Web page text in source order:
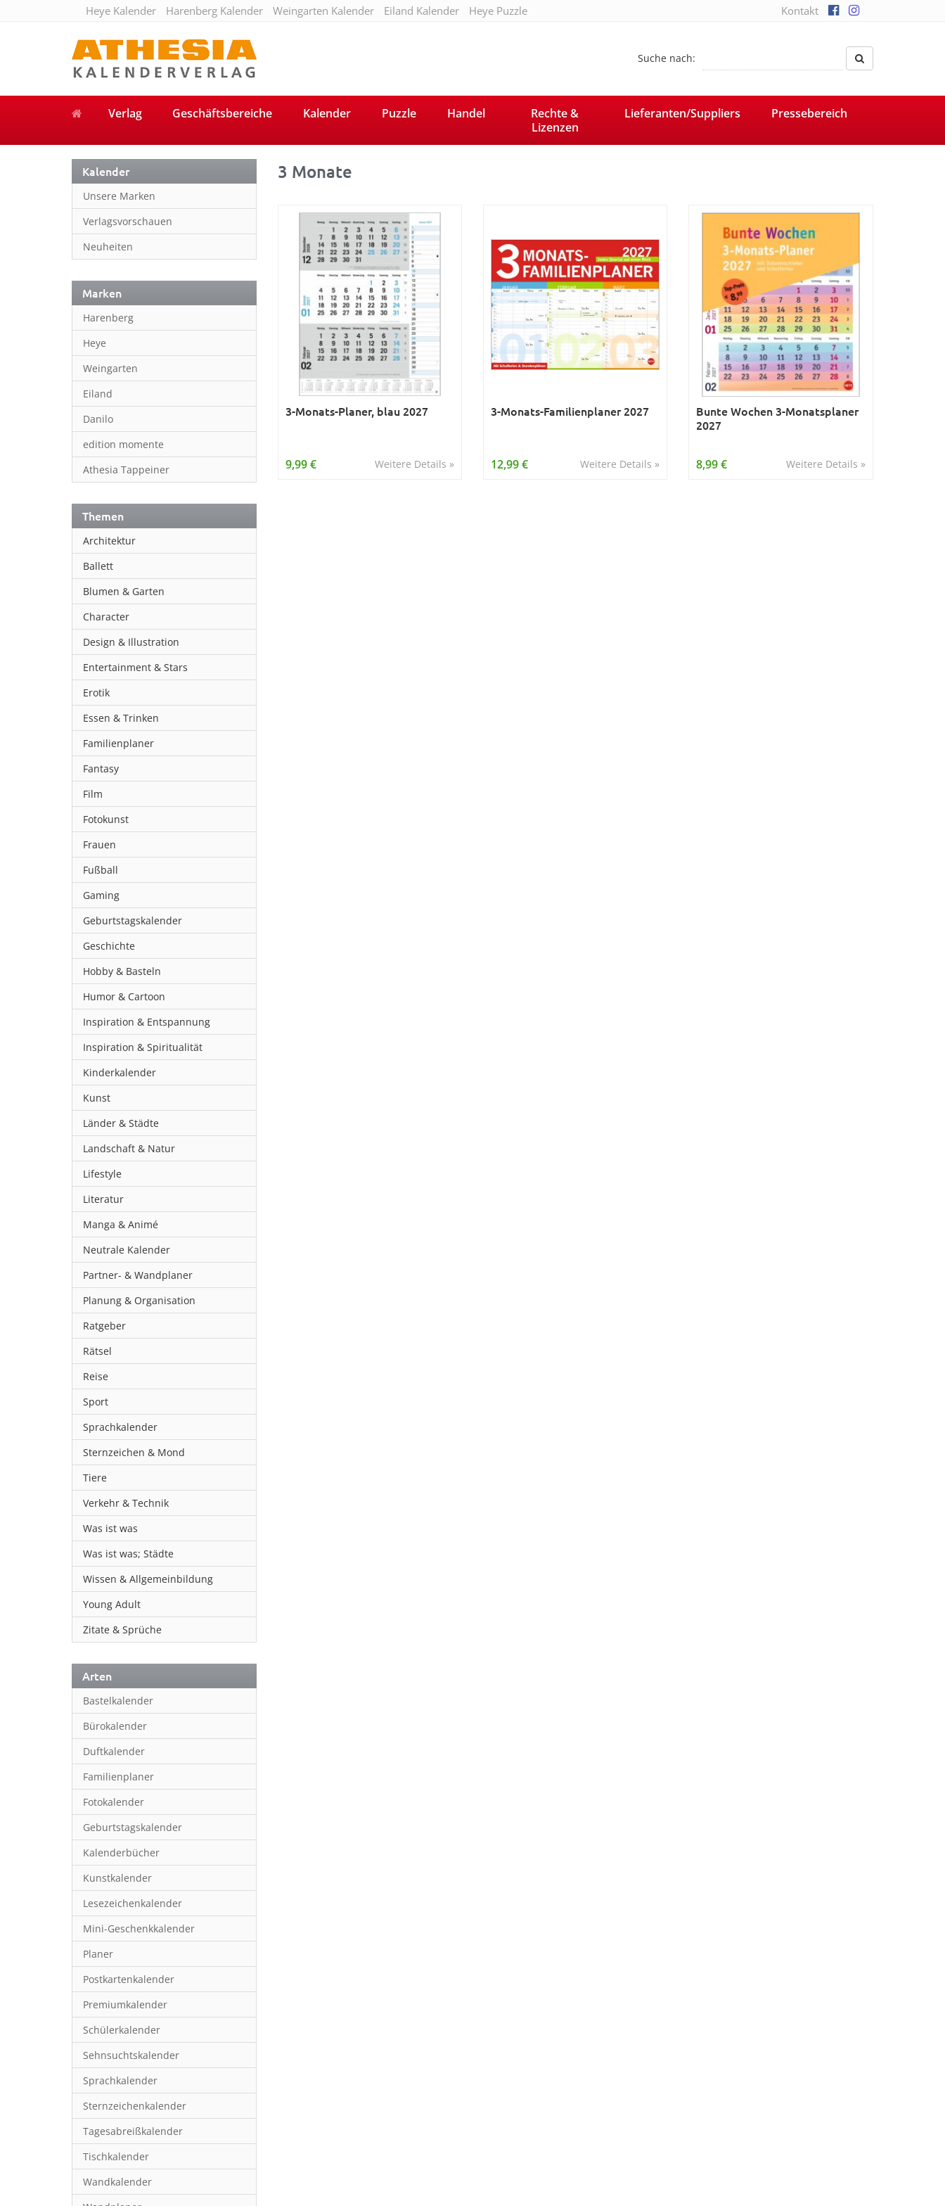
Heye Kalender Harenberg Kalender Weingarten Kalender Eiland Kalender Heye Puzzle Kontakt
Suche nach:
Verlag Geschäftsbereiche Kalender Puzzle Handel
Rechte &
Lizenzen
Lieferanten/Suppliers Pressebereich
Kalender
Unsere Marken
Verlagsvorschauen
Neuheiten
Marken
Harenberg
Heye
Weingarten
Eiland
Danilo
edition momente
Athesia Tappeiner
Themen
Architektur
Ballett
Blumen & Garten
Character
Design & Illustration
Entertainment & Stars
Erotik
Essen & Trinken
Familienplaner
Fantasy
Film
Fotokunst
Frauen
Fußball
Gaming
Geburtstagskalender
Geschichte
Hobby & Basteln
Humor & Cartoon
Inspiration & Entspannung
Inspiration & Spiritualität
Kinderkalender
Kunst
Länder & Städte
Landschaft & Natur
Lifestyle
Literatur
Manga & Animé
Neutrale Kalender
Partner- & Wandplaner
Planung & Organisation
Ratgeber
Rätsel
Reise
Sport
Sprachkalender
Sternzeichen & Mond
Tiere
Verkehr & Technik
Was ist was
Was ist was; Städte
Wissen & Allgemeinbildung
Young Adult
Zitate & Sprüche
Arten
Bastelkalender
Bürokalender
Duftkalender
Familienplaner
Fotokalender
Geburtstagskalender
Kalenderbücher
Kunstkalender
Lesezeichenkalender
Mini-Geschenkkalender
Planer
Postkartenkalender
Premiumkalender
Schülerkalender
Sehnsuchtskalender
Sprachkalender
Sternzeichenkalender
Tagesabreißkalender
Tischkalender
Wandkalender
3 Monate
3-Monats-Planer, blau 2027
Weitere Details »
9,99 €
3-Monats-Familienplaner 2027
Weitere Details »
12,99 €
Bunte Wochen 3-Monatsplaner
2027
Weitere Details »
8,99 €